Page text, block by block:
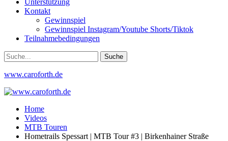
Unterstützung
Kontakt
Gewinnspiel
Gewinnspiel Instagram/Youtube Shorts/Tiktok
Teilnahmebedingungen
www.caroforth.de
Home
Videos
MTB Touren
Hometrails Spessart | MTB Tour #3 | Birkenhainer Straße